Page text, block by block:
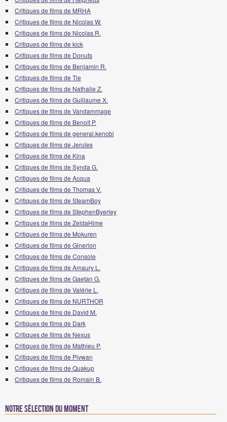
Critiques de films de MRHA
Critiques de films de Nicolas W.
Critiques de films de Nicolas R.
Critiques de films de kick
Critiques de films de Donuts
Critiques de films de Benjamin R.
Critiques de films de Tie
Critiques de films de Nathalie Z.
Critiques de films de Guillaume X.
Critiques de films de Vandammage
Critiques de films de Benoît P.
Critiques de films de general.kenobi
Critiques de films de Jerules
Critiques de films de Kina
Critiques de films de Synda G.
Critiques de films de Acqua
Critiques de films de Thomas V.
Critiques de films de SteamBoy
Critiques de films de StephenByerley
Critiques de films de ZeldaHime
Critiques de films de Mokuren
Critiques de films de Ginerion
Critiques de films de Console
Critiques de films de Amaury L.
Critiques de films de Gaetan G.
Critiques de films de Valérie L.
Critiques de films de NURTHOR
Critiques de films de David M.
Critiques de films de Dark
Critiques de films de Nexus
Critiques de films de Mathieu P.
Critiques de films de Pivwan
Critiques de films de Quakup
Critiques de films de Romain B.
Notre sélection du moment